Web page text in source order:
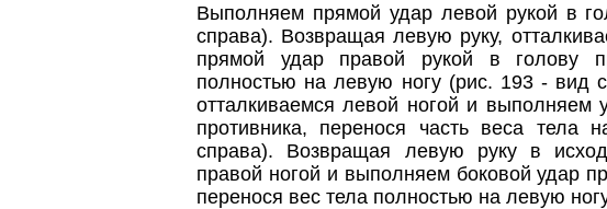
Выполняем прямой удар левой рукой в
справа). Возвращая левую руку,
прямой удар правой рукой в голову
полностью на левую ногу (рис. 193 - вид
отталкиваемся левой ногой и выполняем
противника, перенося часть веса
справа). Возвращая левую руку в
правой ногой и выполняем боковой удар
перенося вес тела полностью на левую